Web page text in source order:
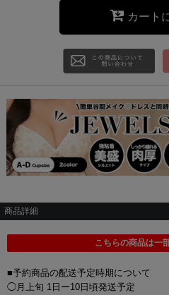
カート
商品詳細
こちらの商品は一
■予約商品の配送予定時期について
◯月上旬 1日ー10日頃発送予定